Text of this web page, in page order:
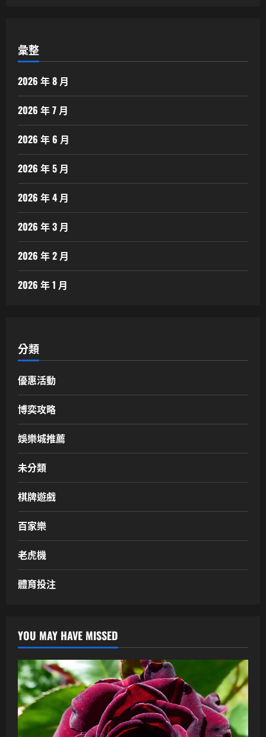
彙整
2026 年 8 月
2026 年 7 月
2026 年 6 月
2026 年 5 月
2026 年 4 月
2026 年 3 月
2026 年 2 月
2026 年 1 月
分類
優惠活動
博奕攻略
娛樂城推薦
未分類
棋牌遊戲
百家樂
老虎機
體育投注
YOU MAY HAVE MISSED